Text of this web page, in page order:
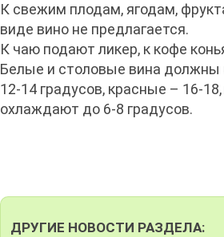
К свежим плодам, ягодам,
виде вино не предлагается.
К чаю подают ликер, к кофе
Белые и столовые вина должны
12-14 градусов, красные – 16-
охлаждают до 6-8 градусов.
ДРУГИЕ НОВОСТИ РАЗДЕЛА: